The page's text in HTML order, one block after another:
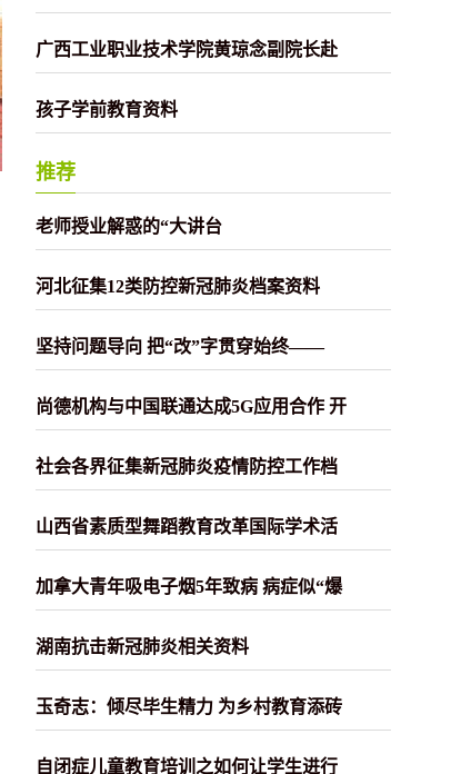
广西工业职业技术学院黄琼念副院长赴
孩子学前教育资料
推荐
老师授业解惑的“大讲台
河北征集12类防控新冠肺炎档案资料
坚持问题导向 把“改”字贯穿始终——
尚德机构与中国联通达成5G应用合作 开
社会各界征集新冠肺炎疫情防控工作档
山西省素质型舞蹈教育改革国际学术活
加拿大青年吸电子烟5年致病 病症似“爆
湖南抗击新冠肺炎相关资料
玉奇志：倾尽毕生精力 为乡村教育添砖
自闭症儿童教育培训之如何让学生进行